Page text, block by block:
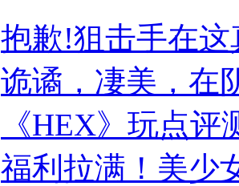
抱歉!狙击手在
诡谲，凄美，在
《HEX》玩点
福利拉满！美少